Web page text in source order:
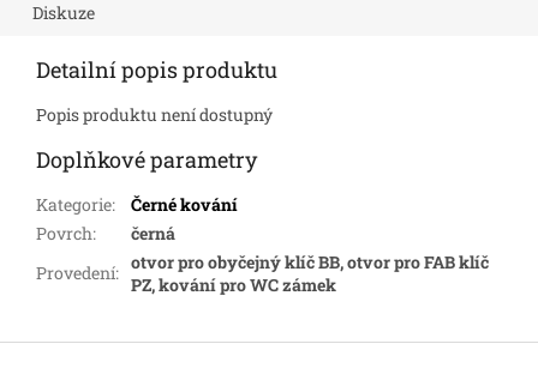
Diskuze
Detailní popis produktu
Popis produktu není dostupný
Doplňkové parametry
Kategorie:
Černé kování
Povrch:
černá
Provedení: otvor pro obyčejný klíč BB, otvor pro FAB klíč
PZ, kování pro WC zámek